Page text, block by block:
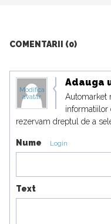
COMENTARII (0)
Modifica
avatar
Adauga
Automarket
informatiilor
rezervam dreptul de a
Nume Login
Text